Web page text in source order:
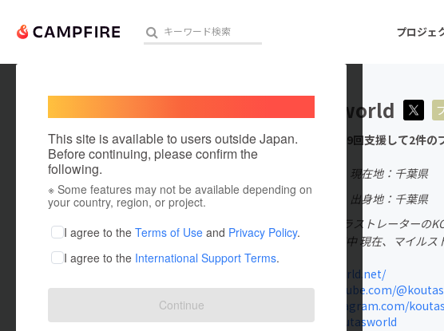
プロジェ
人気のプロジェクト 注目のリターン 注
アート・写真 音楽
テクノロジー・ガジェット
ゲーム・
映像・映画
ビジネス・起業
チャレンジ
まちづくり・地域活性化
This site is available to users outside Japan.
Before continuing, please confirm the
following.
※ Some features may not be available depending on
your country, region, or project.
I agree to the Terms of Use and Privacy Policy.
I agree to the International Support Terms.
Continue
koutasworld
これまでに9回支援して2件の
現在地：千葉県
出身国：日本
出身地：千葉県
絵本作家・イラストレーターの
る)が絶賛発売中 現在、マイルス
koutasworld.net/
www.youtube.com/
www.instagram.com/
x.com/koutasworld